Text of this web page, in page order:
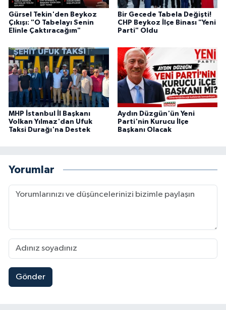
Gürsel Tekin'den Beykoz
Çıkışı: "O Tabelayı Senin
Elinle Çaktıracağım"
Bir Gecede Tabela Değişti!
CHP Beykoz İlçe Binası "Yeni
Parti" Oldu
MHP İstanbul İl Başkanı
Volkan Yılmaz'dan Ufuk
Taksi Durağı'na Destek
Aydın Düzgün'ün Yeni
Parti'nin Kurucu İlçe
Başkanı Olacak
Yorumlar
Gönder